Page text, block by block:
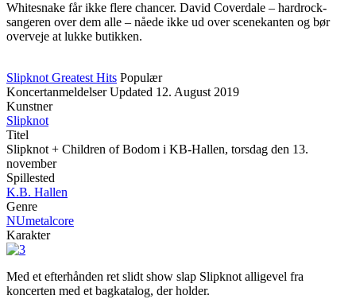
Whitesnake får ikke flere chancer. David Coverdale – hardrock-
sangeren over dem alle – nåede ikke ud over scenekanten og bør
overveje at lukke butikken.
Slipknot Greatest Hits Populær
Koncertanmeldelser Updated 12. August 2019
Kunstner
Slipknot
Titel
Slipknot + Children of Bodom i KB-Hallen, torsdag den 13.
november
Spillested
K.B. Hallen
Genre
NUmetalcore
Karakter
Med et efterhånden ret slidt show slap Slipknot alligevel fra
koncerten med et bagkatalog, der holder.